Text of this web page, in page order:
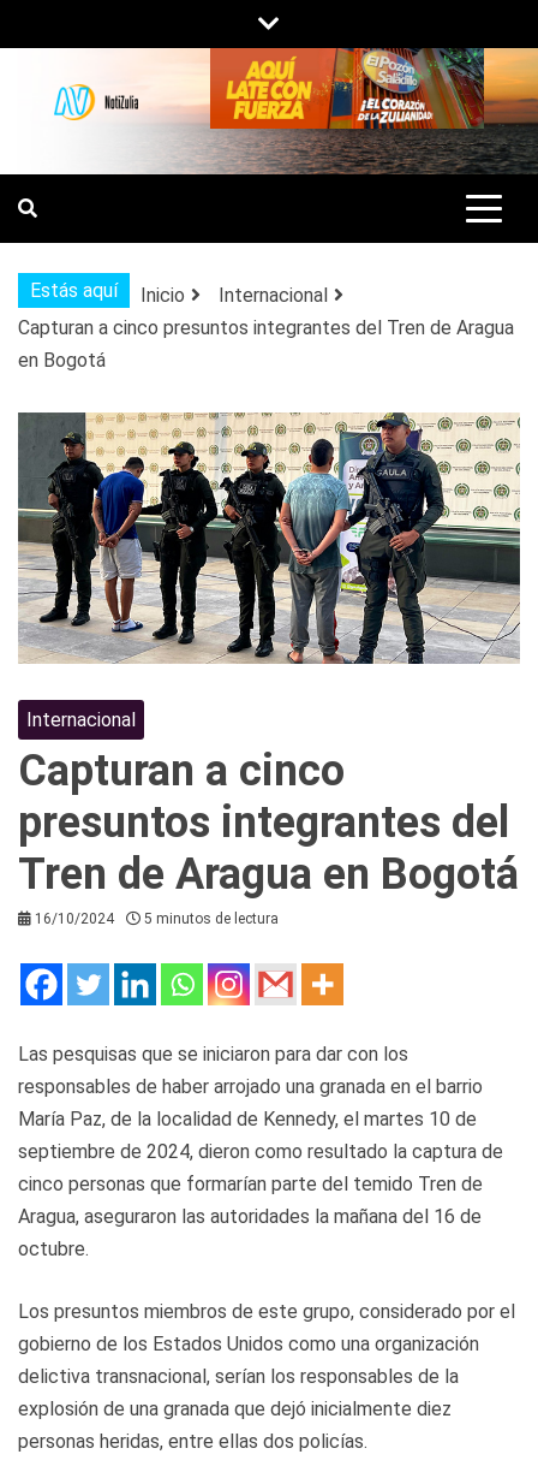
al
contenido
NOTIZULIA
NOTICIAS DEL ZULIA, VENEZUELA Y
DE INTERÉS GENERAL.
Estás aquí Inicio
Internacional
Capturan a cinco presuntos integrantes del Tren de Aragua
en Bogotá
Internacional
Capturan a cinco
presuntos integrantes del
Tren de Aragua en Bogotá
16/10/2024 5 minutos de lectura
Las pesquisas que se iniciaron para dar con los
responsables de haber arrojado una granada en el barrio
María Paz, de la localidad de Kennedy, el martes 10 de
septiembre de 2024, dieron como resultado la captura de
cinco personas que formarían parte del temido Tren de
Aragua, aseguraron las autoridades la mañana del 16 de
octubre.
Los presuntos miembros de este grupo, considerado por el
gobierno de los Estados Unidos como una organización
delictiva transnacional, serían los responsables de la
explosión de una granada que dejó inicialmente diez
personas heridas, entre ellas dos policías.